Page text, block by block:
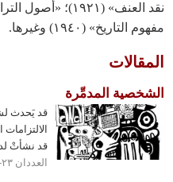
(١٩٤٠) وغيرها.
المدمِّرة
قد يَحدث لشخصٍ
الالتزامات
قد نشأتْ لدى
العددان ٢٣-٢٤ - ٢٠١٩